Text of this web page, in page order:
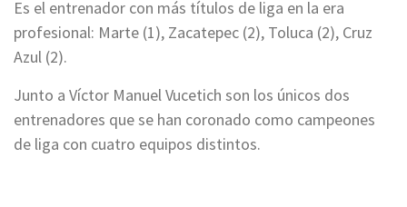
Es el entrenador con más títulos de liga en la era
profesional: Marte (1), Zacatepec (2), Toluca (2), Cruz
Azul (2).
Junto a Víctor Manuel Vucetich son los únicos dos
entrenadores que se han coronado como campeones
de liga con cuatro equipos distintos.